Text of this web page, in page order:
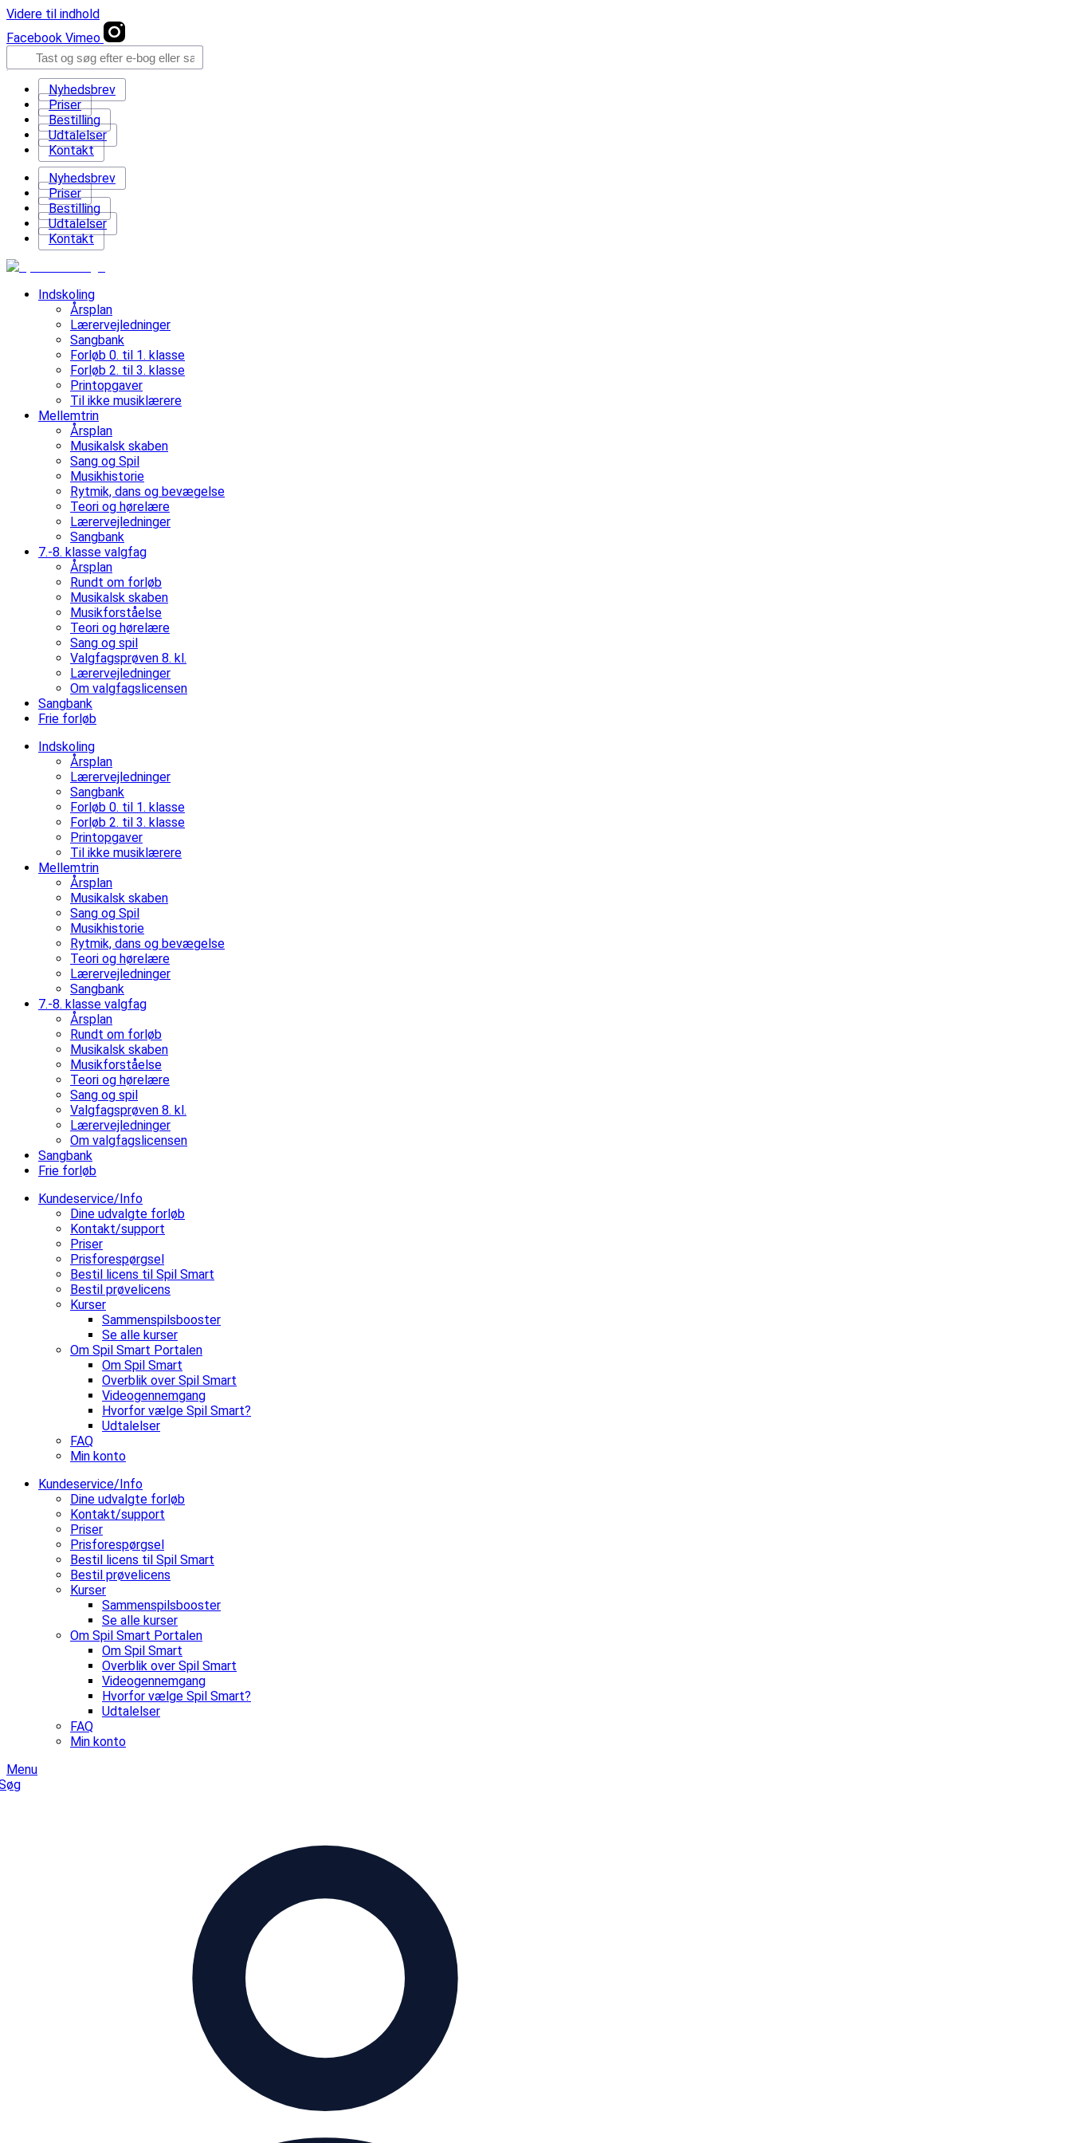
Videre til indhold
Facebook Vimeo
Nyhedsbrev
Priser
Bestilling
Udtalelser
Kontakt
Nyhedsbrev
Priser
Bestilling
Udtalelser
Kontakt
Indskoling
Årsplan
Lærervejledninger
Sangbank
Forløb 0. til 1. klasse
Forløb 2. til 3. klasse
Printopgaver
Til ikke musiklærere
Mellemtrin
Årsplan
Musikalsk skaben
Sang og Spil
Musikhistorie
Rytmik, dans og bevægelse
Teori og hørelære
Lærervejledninger
Sangbank
7.-8. klasse valgfag
Årsplan
Rundt om forløb
Musikalsk skaben
Musikforståelse
Teori og hørelære
Sang og spil
Valgfagsprøven 8. kl.
Lærervejledninger
Om valgfagslicensen
Sangbank
Frie forløb
Indskoling
Årsplan
Lærervejledninger
Sangbank
Forløb 0. til 1. klasse
Forløb 2. til 3. klasse
Printopgaver
Til ikke musiklærere
Mellemtrin
Årsplan
Musikalsk skaben
Sang og Spil
Musikhistorie
Rytmik, dans og bevægelse
Teori og hørelære
Lærervejledninger
Sangbank
7.-8. klasse valgfag
Årsplan
Rundt om forløb
Musikalsk skaben
Musikforståelse
Teori og hørelære
Sang og spil
Valgfagsprøven 8. kl.
Lærervejledninger
Om valgfagslicensen
Sangbank
Frie forløb
Kundeservice/Info
Dine udvalgte forløb
Kontakt/support
Priser
Prisforespørgsel
Bestil licens til Spil Smart
Bestil prøvelicens
Kurser
Sammenspilsbooster
Se alle kurser
Om Spil Smart Portalen
Om Spil Smart
Overblik over Spil Smart
Videogennemgang
Hvorfor vælge Spil Smart?
Udtalelser
FAQ
Min konto
Kundeservice/Info
Dine udvalgte forløb
Kontakt/support
Priser
Prisforespørgsel
Bestil licens til Spil Smart
Bestil prøvelicens
Kurser
Sammenspilsbooster
Se alle kurser
Om Spil Smart Portalen
Om Spil Smart
Overblik over Spil Smart
Videogennemgang
Hvorfor vælge Spil Smart?
Udtalelser
FAQ
Min konto
Menu